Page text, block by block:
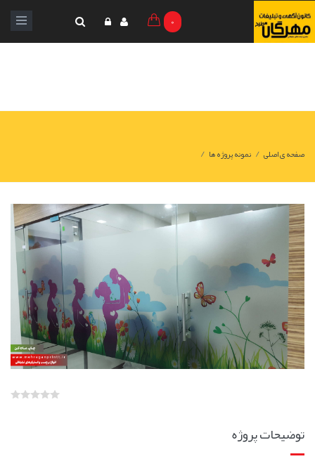
0
صفحه ی اصلی / نمونه پروژه ها /
توضیحات پروژه